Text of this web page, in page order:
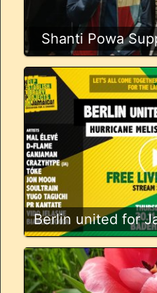
Shanti Powa
Berlin united for